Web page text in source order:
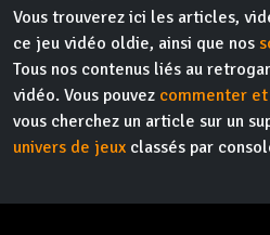
Vous trouverez ici les articles,
ce jeu vidéo oldie, ainsi que nos
Tous nos contenus liés au
vidéo. Vous pouvez commenter
vous cherchez un article sur un
univers de jeux classés par